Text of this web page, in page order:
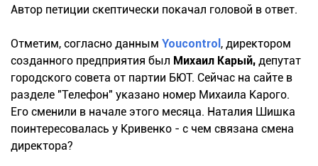
Автор петиции скептически покачал головой в ответ.
Отметим, согласно данным Youcontrol , директором
созданного предприятия был Михаил Карый, депутат
городского совета от партии БЮТ. Сейчас на сайте в
разделе "Телефон" указано номер Михаила Карого.
Его сменили в начале этого месяца. Наталия Шишка
поинтересовалась у Кривенко - с чем связана смена
директора?